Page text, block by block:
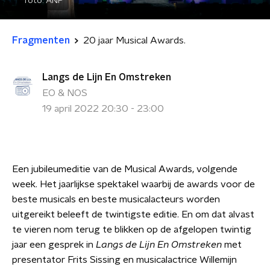
Fragmenten 20 jaar Musical Awards.
Langs de Lijn En Omstreken
EO & NOS
19 april 2022 20:30 - 23:00
Een jubileumeditie van de Musical Awards, volgende
week. Het jaarlijkse spektakel waarbij de awards voor de
beste musicals en beste musicalacteurs worden
uitgereikt beleeft de twintigste editie. En om dat alvast
te vieren nom terug te blikken op de afgelopen twintig
jaar een gesprek in Langs de Lijn En Omstreken met
presentator Frits Sissing en musicalactrice Willemijn